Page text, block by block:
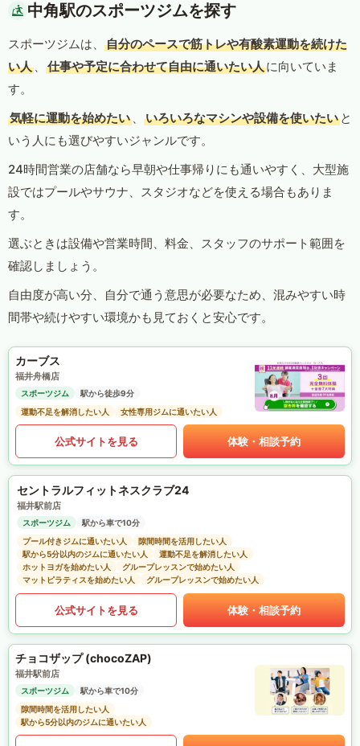
中角駅のスポーツジムを探す
スポーツジムは、
自分のペースで筋トレや有酸素運動を続けた
い人 、 仕事や予定に合わせて自由に通いたい人に向いていま
す。
気軽に運動を始めたい 、 いろいろなマシンや設備を使いたい と
いう人にも選びやすいジャンルです。
24時間営業の店舗なら早朝や仕事帰りにも通いやすく、大型施
設ではプールやサウナ、スタジオなどを使える場合もありま
す。
選ぶときは設備や営業時間、料金、スタッフのサポート範囲を
確認しましょう。
自由度が高い分、自分で通う意思が必要なため、混みやすい時
間帯や続けやすい環境かも見ておくと安心です。
カーブス
福井舟橋店
スポーツジム
駅から徒歩9分
運動不足を解消したい人
女性専用ジムに通いたい人
公式サイトを見る 体験・相談予約
セントラルフィットネスクラブ24
福井駅前店
スポーツジム
駅から車で10分
プール付きジムに通いたい人
隙間時間を活用したい人
駅から5分以内のジムに通いたい人
運動不足を解消したい人
ホットヨガを始めたい人
グループレッスンで始めたい人
マットピラティスを始めたい人
グループレッスンで始めたい人
公式サイトを見る 体験・相談予約
チョコザップ (chocoZAP)
福井駅前店
スポーツジム
駅から車で10分
隙間時間を活用したい人
駅から5分以内のジムに通いたい人